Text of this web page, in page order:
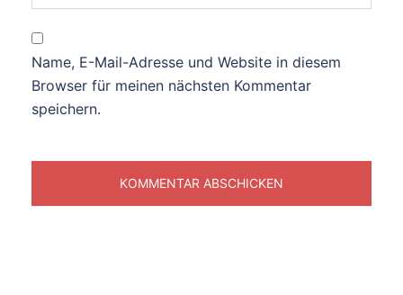
Name, E-Mail-Adresse und Website in diesem
Browser für meinen nächsten Kommentar
speichern.